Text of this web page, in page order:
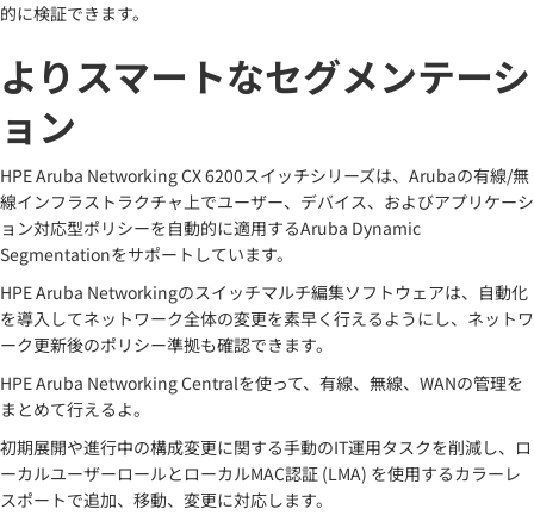
的に検証できます。
よりスマートなセグメンテーシ
ョン
HPE Aruba Networking CX 6200スイッチシリーズは、Arubaの有線/無
線インフラストラクチャ上でユーザー、デバイス、およびアプリケーシ
ョン対応型ポリシーを自動的に適用するAruba Dynamic
Segmentationをサポートしています。
HPE Aruba Networkingのスイッチマルチ編集ソフトウェアは、自動化
を導入してネットワーク全体の変更を素早く行えるようにし、ネットワ
ーク更新後のポリシー準拠も確認できます。
HPE Aruba Networking Centralを使って、有線、無線、WANの管理を
まとめて行えるよ。
初期展開や進行中の構成変更に関する手動のIT運用タスクを削減し、ロ
ーカルユーザーロールとローカルMAC認証 (LMA) を使用するカラーレ
スポートで追加、移動、変更に対応します。